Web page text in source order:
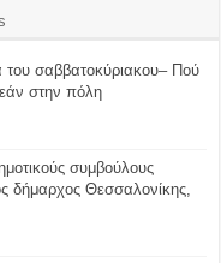
σαββατοκύριακου– Πού
στην πόλη
συμβούλους
δήμαρχος Θεσσαλονίκης,